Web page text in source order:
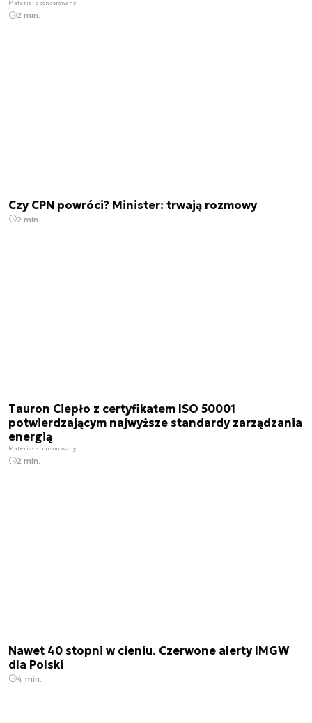
Materiał sponsorowany
2 min.
Czy CPN powróci? Minister: trwają rozmowy
2 min.
Tauron Ciepło z certyfikatem ISO 50001
potwierdzającym najwyższe standardy zarządzania
energią
Materiał sponsorowany
2 min.
Nawet 40 stopni w cieniu. Czerwone alerty IMGW
dla Polski
4 min.